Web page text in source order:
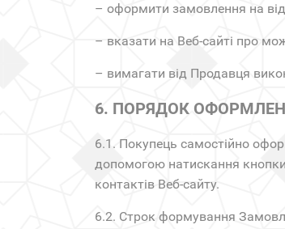
– оформити замовлення на
– вказати на Веб-сайті про
– вимагати від Продавця
6. ПОРЯДОК
6.1. Покупець самостійно
допомогою натискання
контактів Веб-сайту.
6.2. Строк формування